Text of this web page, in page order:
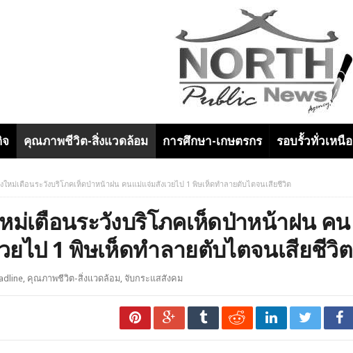
จ คุณภาพชีวิต-สิ่งแวดล้อม การศึกษา-เกษตรกร รอบรั้วทั่วเหนือ
ใหม่เตือนระวังบริโภคเห็ดป่าหน้าฝน คนแม่แจ่มสังเวยไป 1 พิษเห็ดทำลายตับไตจนเสียชีวิต
ม่เตือนระวังบริโภคเห็ดป่าหน้าฝน คน
ยไป 1 พิษเห็ดทำลายตับไตจนเสียชีวิต
, คุณภาพชีวิต-สิ่งแวดล้อม, จับกระแสสังคม